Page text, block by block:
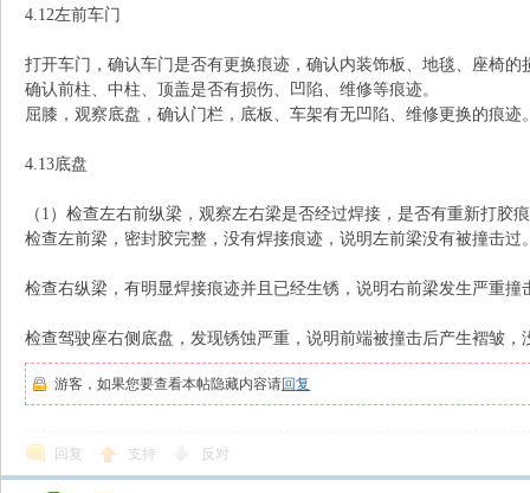
4.12左前车门
打开车门，确认车门是否有更换痕迹，确认内装饰板、地毯、座椅
确认前柱、中柱、顶盖是否有损伤、凹陷、维修等痕迹。
屈膝，观察底盘，确认门栏，底板、车架有无凹陷、维修更换的痕迹
4.13底盘
（1）检查左右前纵梁，观察左右梁是否经过焊接，是否有重新打胶
检查左前梁，密封胶完整，没有焊接痕迹，说明左前梁没有被撞击过
检查右纵梁，有明显焊接痕迹并且已经生锈，说明右前梁发生严重撞
检查驾驶座右侧底盘，发现锈蚀严重，说明前端被撞击后产生褶皱，
游客，如果您要查看本帖隐藏内容请回复
回复 支持 反对